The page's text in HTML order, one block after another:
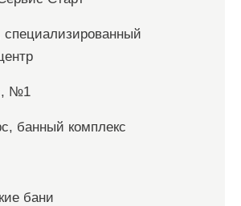
№1
банный комплекс
бани